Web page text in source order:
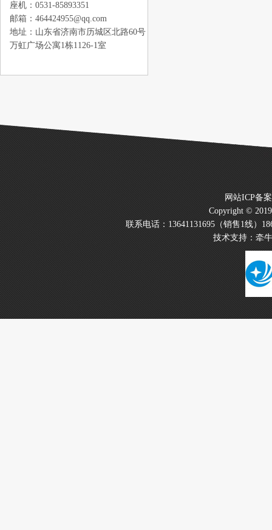
座机：0531-85893351
邮箱：464424955@qq.com
地址：山东省济南市历城区北路60号
万虹广场公寓1栋1126-1室
网站ICP备
Copyright ©
联系电话：13641131695（销售1线）
技术支持：牵